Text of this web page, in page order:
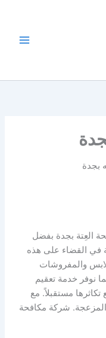
بجدة
العِتة بجدة بفضل
في القضاء على هذه
والمفروشات
نوفر خدمة تعقيم
مستقبلاً. مع
المزعجة. شركة مكافحة